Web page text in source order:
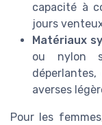
capacité à
jours
Matériaux
ou nylon
averses
Pour les